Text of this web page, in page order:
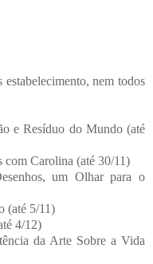
nem todos
e Resíduo do Mundo (até
Carolina (até 30/11)
um Olhar para o
(até 5/11)
4/12)
da Arte Sobre a Vida